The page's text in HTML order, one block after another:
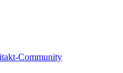
Community